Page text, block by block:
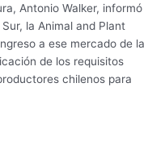
Antonio Walker, informó
la Animal and Plant
a ese mercado de la
de los requisitos
chilenos para